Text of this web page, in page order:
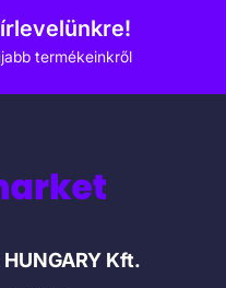
termékeinkről
Kft.